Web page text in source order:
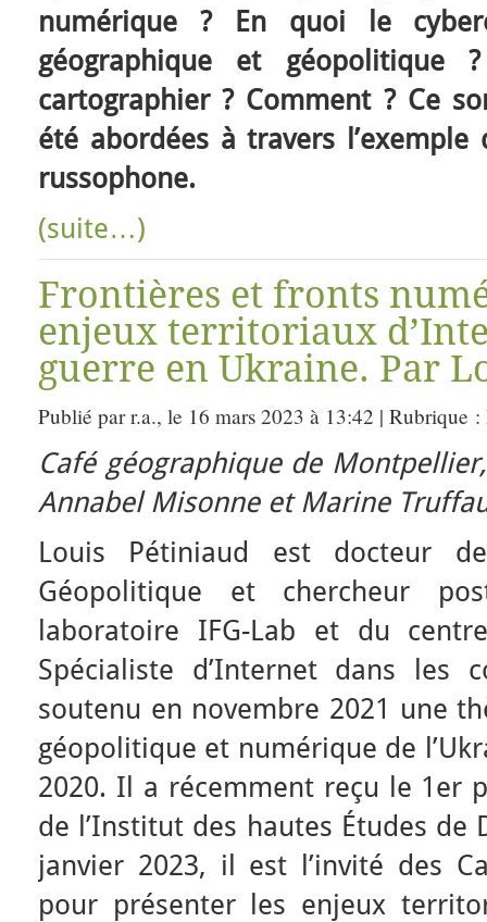
numérique ? En quoi le
géographique et géopolitique
cartographier ? Comment ? Ce
été abordées à travers l’exemple
russophone.
(suite…)
Frontières et fronts
enjeux territoriaux
guerre en Ukraine. Par
Publié par r.a., le 16 mars 2023 à 13:42 | Rubrique :
Café géographique de
Annabel Misonne et Marine
Louis Pétiniaud est docteur
Géopolitique et chercheur
laboratoire IFG-Lab et du
Spécialiste d’Internet dans les
soutenu en novembre 2021 une
géopolitique et numérique de
2020. Il a récemment reçu le 1er
de l’Institut des hautes Études de
janvier 2023, il est l’invité des
pour présenter les enjeux